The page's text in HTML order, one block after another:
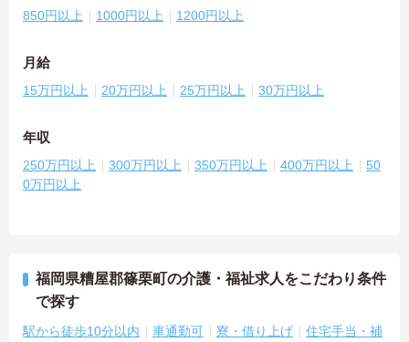
850円以上 1000円以上 1200円以上
月給
15万円以上 20万円以上 25万円以上 30万円以上
年収
250万円以上 300万円以上 350万円以上 400万円以上
50
0万円以上
福岡県糟屋郡篠栗町の介護・福祉求人をこだわり条件
で探す
駅から徒歩10分以内 車通勤可 寮・借り上げ
住宅手当・補